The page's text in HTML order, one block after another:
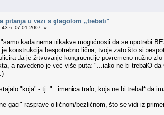
pitanja u vezi s glagolom „trebati“
ч. 07.01.2007. »
kada nema nikakve mogućnosti da se upotrebi
konstrukcija bespotrebno lična, tvoje zato što si
da je žrtvovanje kongruencije povremeno nužno
a navedeno je već više puta: "...iako ne bi trebalO
"koja" - tj. "...imenica trafo, koja ne bi trebal* da
gadi" rasprave o ličnom/bezličnom, što se vidi iz